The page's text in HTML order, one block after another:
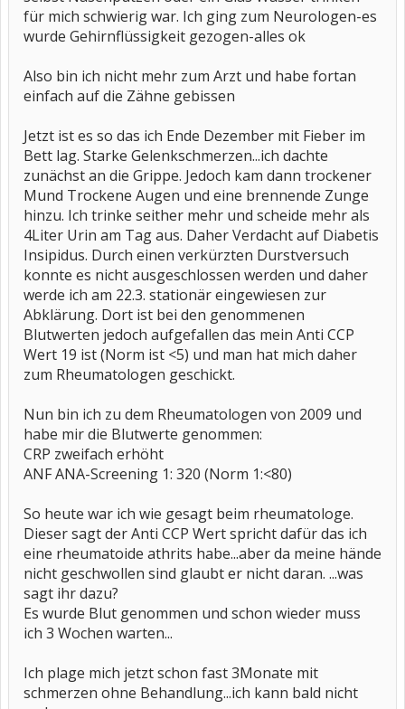
für mich schwierig war. Ich ging zum Neurologen-es
wurde Gehirnflüssigkeit gezogen-alles ok
Also bin ich nicht mehr zum Arzt und habe fortan
einfach auf die Zähne gebissen
Jetzt ist es so das ich Ende Dezember mit Fieber im
Bett lag. Starke Gelenkschmerzen...ich dachte
zunächst an die Grippe. Jedoch kam dann trockener
Mund Trockene Augen und eine brennende Zunge
hinzu. Ich trinke seither mehr und scheide mehr als
4Liter Urin am Tag aus. Daher Verdacht auf Diabetis
Insipidus. Durch einen verkürzten Durstversuch
konnte es nicht ausgeschlossen werden und daher
werde ich am 22.3. stationär eingewiesen zur
Abklärung. Dort ist bei den genommenen
Blutwerten jedoch aufgefallen das mein Anti CCP
Wert 19 ist (Norm ist <5) und man hat mich daher
zum Rheumatologen geschickt.
Nun bin ich zu dem Rheumatologen von 2009 und
habe mir die Blutwerte genommen:
CRP zweifach erhöht
ANF ANA-Screening 1: 320 (Norm 1:<80)
So heute war ich wie gesagt beim rheumatologe.
Dieser sagt der Anti CCP Wert spricht dafür das ich
eine rheumatoide athrits habe...aber da meine hände
nicht geschwollen sind glaubt er nicht daran. ...was
sagt ihr dazu?
Es wurde Blut genommen und schon wieder muss
ich 3 Wochen warten...
Ich plage mich jetzt schon fast 3Monate mit
schmerzen ohne Behandlung...ich kann bald nicht